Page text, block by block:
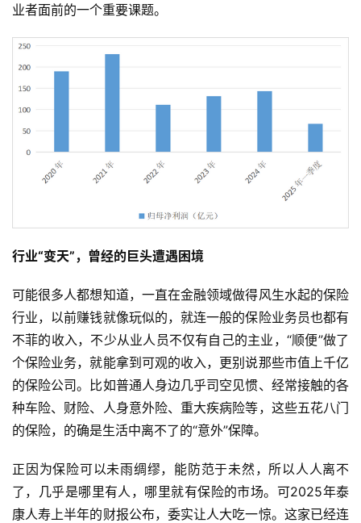
业者面前的一个重要课题。
行业“变天”，曾经的巨头遭遇困境
可能很多人都想知道，一直在金融领域做得风生水起的保险
行业，以前赚钱就像玩似的，就连一般的保险业务员也都有
不菲的收入，不少从业人员不仅有自己的主业，“顺便”做了
个保险业务，就能拿到可观的收入，更别说那些市值上千亿
的保险公司。比如普通人身边几乎司空见惯、经常接触的各
种车险、财险、人身意外险、重大疾病险等，这些五花八门
的保险，的确是生活中离不了的“意外”保障。
正因为保险可以未雨绸缪，能防范于未然，所以人人离不
了，几乎是哪里有人，哪里就有保险的市场。可2025年泰
康人寿上半年的财报公布，委实让人大吃一惊。这家已经连